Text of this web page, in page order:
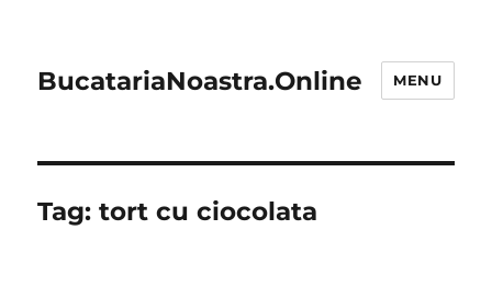
BucatariaNoastra.Online MENU
Tag:tort cu ciocolata